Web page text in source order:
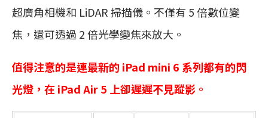
超廣角相機和 LiDAR 掃描儀。不僅有 5 倍數位變
焦，還可透過 2 倍光學變焦來放大。
值得注意的是連最新的 iPad mini 6 系列都有的閃
光燈，在 iPad Air 5 上卻遲遲不見蹤影。